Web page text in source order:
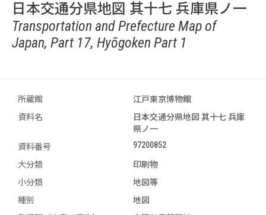
日本交通分県地図 其十七 兵庫県ノ一
Transportation and Prefecture Map of
Japan, Part 17, Hyōgoken Part 1
所蔵館
江戸東京博物館
資料名
日本交通分県地図 其十七 兵庫
県ノ一
資料番号
97200852
大分類
印刷物
小分類
地図等
種別
地図